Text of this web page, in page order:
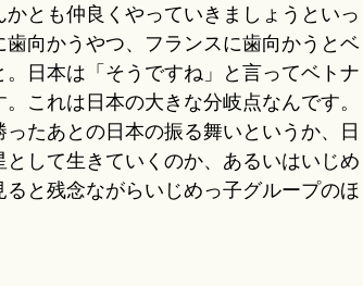
とも仲良くやっていきましょうといっ
向かうやつ、フランスに歯向かうとベ
日本は「そうですね」と言ってベトナ
これは日本の大きな分岐点なんです。
たあとの日本の振る舞いというか、日
して生きていくのか、あるいはいじめ
と残念ながらいじめっ子グループのほ